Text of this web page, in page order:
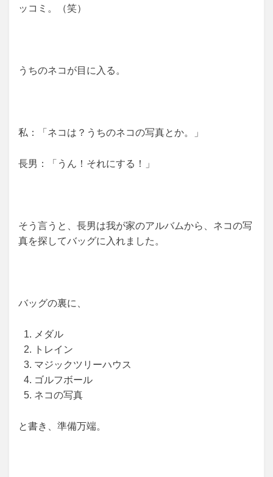
ッコミ。（笑）
うちのネコが目に入る。
私：「ネコは？うちのネコの写真とか。」
長男：「うん！それにする！」
そう言うと、長男は我が家のアルバムから、ネコの写
真を探してバッグに入れました。
バッグの裏に、
メダル
トレイン
マジックツリーハウス
ゴルフボール
ネコの写真
と書き、準備万端。